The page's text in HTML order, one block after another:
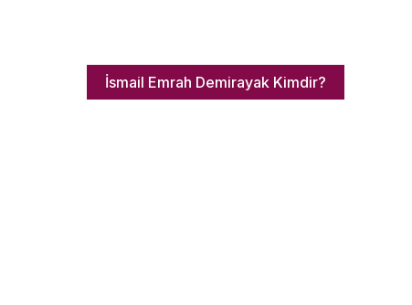
İsmail Emrah Demirayak Kimdir?